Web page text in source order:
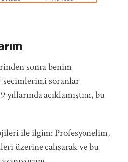
sonra benim
seçimlerimi soranlar
yıllarında açıklamıştım, bu
ile ilgim: Profesyonelim,
üzerine çalışarak ve bu